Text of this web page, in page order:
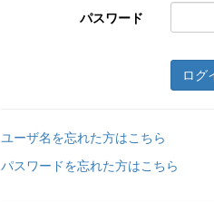
パスワード
ログ
ユーザ名を忘れた方はこちら
パスワードを忘れた方はこちら